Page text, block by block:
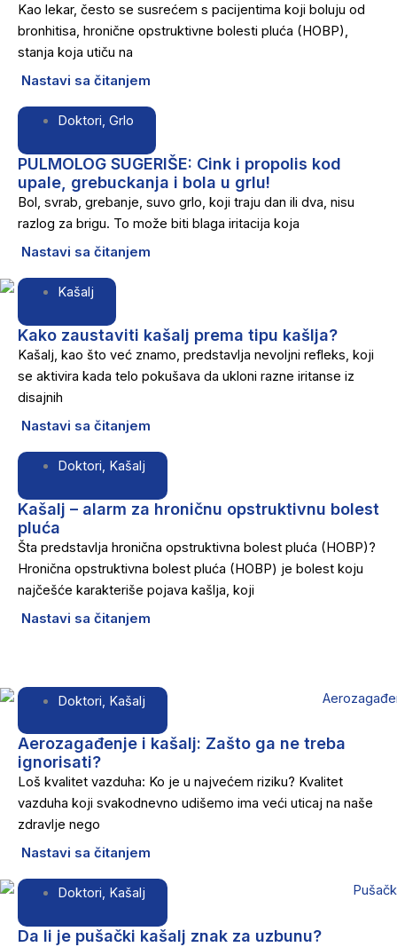
Kao lekar, često se susrećem s pacijentima koji boluju od
bronhitisa, hronične opstruktivne bolesti pluća (HOBP),
stanja koja utiču na
Nastavi sa čitanjem
Doktori, Grlo
PULMOLOG SUGERIŠE: Cink i propolis kod
upale, grebuckanja i bola u grlu!
Bol, svrab, grebanje, suvo grlo, koji traju dan ili dva, nisu
razlog za brigu. To može biti blaga iritacija koja
Nastavi sa čitanjem
Kašalj
Kako zaustaviti kašalj prema tipu kašlja?
Kašalj, kao što već znamo, predstavlja nevoljni refleks, koji
se aktivira kada telo pokušava da ukloni razne iritanse iz
disajnih
Nastavi sa čitanjem
Doktori, Kašalj
Kašalj – alarm za hroničnu opstruktivnu bolest
pluća
Šta predstavlja hronična opstruktivna bolest pluća (HOBP)?
Hronična opstruktivna bolest pluća (HOBP) je bolest koju
najčešće karakteriše pojava kašlja, koji
Nastavi sa čitanjem
Doktori Kašalj
Aerozagađenje i kašalj: Zašto ga ne treba
ignorisati?
Loš kvalitet vazduha: Ko je u najvećem riziku? Kvalitet
vazduha koji svakodnevno udišemo ima veći uticaj na naše
zdravlje nego
Nastavi sa čitanjem
Doktori, Kašalj
Da li je pušački kašalj znak za uzbunu?